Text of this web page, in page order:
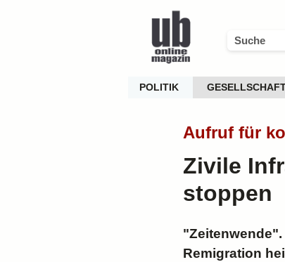
POLITIK
Aufruf für
Zivile
stoppen
Remigration